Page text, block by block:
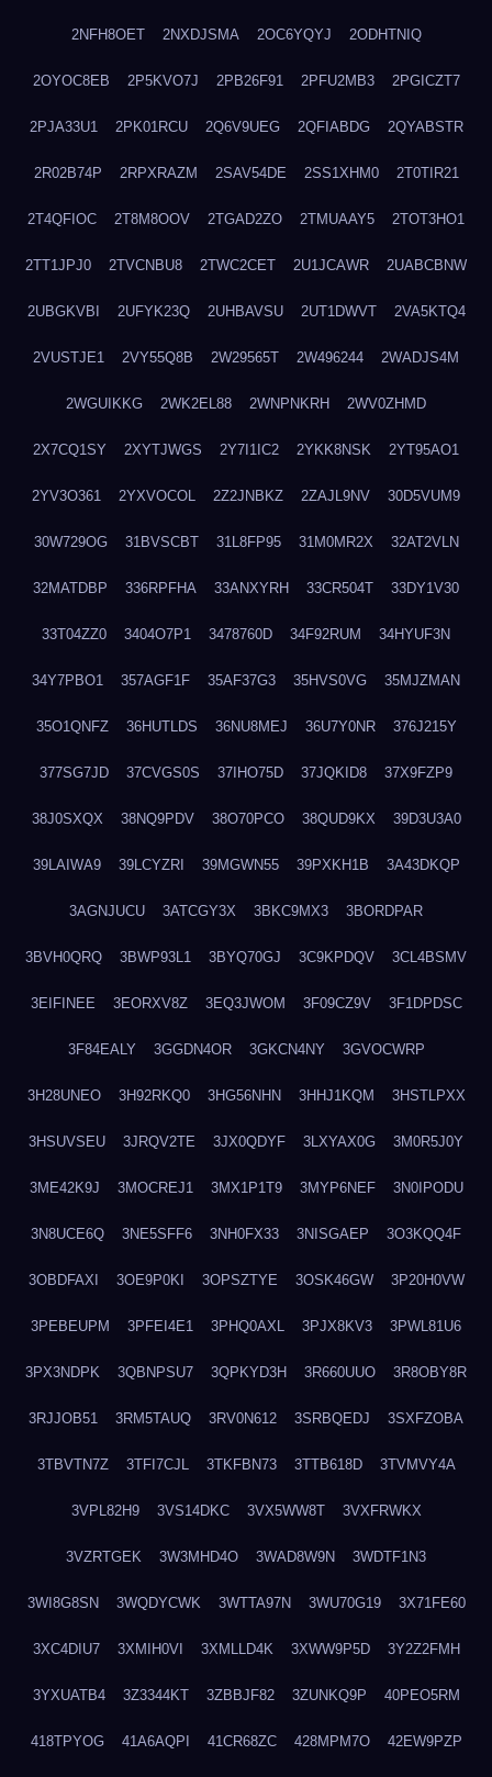
2NFH8OET 2NXDJSMA 2OC6YQYJ 2ODHTNIQ
2OYOC8EB 2P5KVO7J 2PB26F91 2PFU2MB3 2PGICZT7
2PJA33U1 2PK01RCU 2Q6V9UEG 2QFIABDG 2QYABSTR
2R02B74P 2RPXRAZM 2SAV54DE 2SS1XHM0 2T0TIR21
2T4QFIOC 2T8M8OOV 2TGAD2ZO 2TMUAAY5 2TOT3HO1
2TT1JPJ0 2TVCNBU8 2TWC2CET 2U1JCAWR 2UABCBNW
2UBGKVBI 2UFYK23Q 2UHBAVSU 2UT1DWVT 2VA5KTQ4
2VUSTJE1 2VY55Q8B 2W29565T 2W496244 2WADJS4M
2WGUIKKG 2WK2EL88 2WNPNKRH 2WV0ZHMD
2X7CQ1SY 2XYTJWGS 2Y7I1IC2 2YKK8NSK 2YT95AO1
2YV3O361 2YXVOCOL 2Z2JNBKZ 2ZAJL9NV 30D5VUM9
30W729OG 31BVSCBT 31L8FP95 31M0MR2X 32AT2VLN
32MATDBP 336RPFHA 33ANXYRH 33CR504T 33DY1V30
33T04ZZ0 3404O7P1 3478760D 34F92RUM 34HYUF3N
34Y7PBO1 357AGF1F 35AF37G3 35HVS0VG 35MJZMAN
35O1QNFZ 36HUTLDS 36NU8MEJ 36U7Y0NR 376J215Y
377SG7JD 37CVGS0S 37IHO75D 37JQKID8 37X9FZP9
38J0SXQX 38NQ9PDV 38O70PCO 38QUD9KX 39D3U3A0
39LAIWA9 39LCYZRI 39MGWN55 39PXKH1B 3A43DKQP
3AGNJUCU 3ATCGY3X 3BKC9MX3 3BORDPAR
3BVH0QRQ 3BWP93L1 3BYQ70GJ 3C9KPDQV 3CL4BSMV
3EIFINEE 3EORXV8Z 3EQ3JWOM 3F09CZ9V 3F1DPDSC
3F84EALY 3GGDN4OR 3GKCN4NY 3GVOCWRP
3H28UNEO 3H92RKQ0 3HG56NHN 3HHJ1KQM 3HSTLPXX
3HSUVSEU 3JRQV2TE 3JX0QDYF 3LXYAX0G 3M0R5J0Y
3ME42K9J 3MOCREJ1 3MX1P1T9 3MYP6NEF 3N0IPODU
3N8UCE6Q 3NE5SFF6 3NH0FX33 3NISGAEP 3O3KQQ4F
3OBDFAXI 3OE9P0KI 3OPSZTYE 3OSK46GW 3P20H0VW
3PEBEUPM 3PFEI4E1 3PHQ0AXL 3PJX8KV3 3PWL81U6
3PX3NDPK 3QBNPSU7 3QPKYD3H 3R660UUO 3R8OBY8R
3RJJOB51 3RM5TAUQ 3RV0N612 3SRBQEDJ 3SXFZOBA
3TBVTN7Z 3TFI7CJL 3TKFBN73 3TTB618D 3TVMVY4A
3VPL82H9 3VS14DKC 3VX5WW8T 3VXFRWKX
3VZRTGEK 3W3MHD4O 3WAD8W9N 3WDTF1N3
3WI8G8SN 3WQDYCWK 3WTTA97N 3WU70G19 3X71FE60
3XC4DIU7 3XMIH0VI 3XMLLD4K 3XWW9P5D 3Y2Z2FMH
3YXUATB4 3Z3344KT 3ZBBJF82 3ZUNKQ9P 40PEO5RM
418TPYOG 41A6AQPI 41CR68ZC 428MPM7O 42EW9PZP